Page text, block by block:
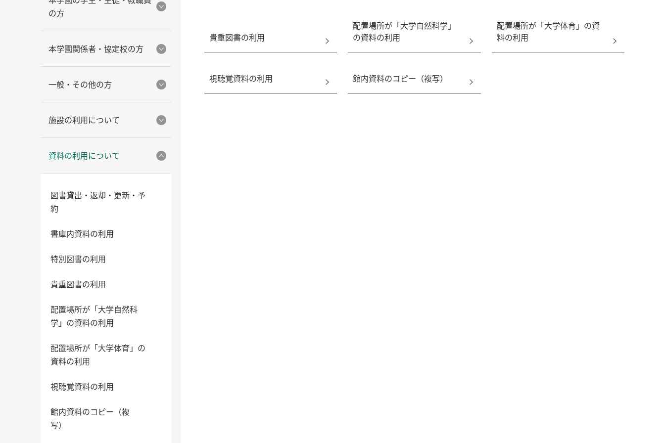
貴重図書の利用
配置場所が「大学自然科学」
の資料の利用
配置場所が「大学体育」の資
料の利用
視聴覚資料の利用 館内資料のコピー（複写）
の方
本学園関係者・協定校の方
一般・その他の方
施設の利用について
資料の利用について
図書貸出・返却・更新・予
約
書庫内資料の利用
特別図書の利用
貴重図書の利用
配置場所が「大学自然科
学」の資料の利用
配置場所が「大学体育」の
資料の利用
視聴覚資料の利用
館内資料のコピー（複
写）